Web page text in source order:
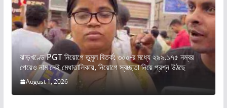
ঝাড়খণ্ডে PGT নিয়োগে তুমুল বিতর্ক: ৩০০-র মধ্যে ২৯৯.১৭৫ নম্বর
পেয়েও নাম নেই মেধাতালিকায়, নিয়োগে স্বচ্ছতা নিয়ে প্রশ্ন উঠছে
August 1, 2026